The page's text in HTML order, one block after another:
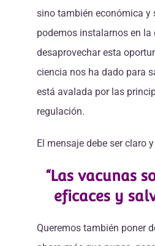
sino también económica y
podemos instalarnos en la
desaprovechar esta
ciencia nos ha dado para
está avalada por las
regulación.
El mensaje debe ser claro
“Las vacunas
eficaces y
Queremos también poner